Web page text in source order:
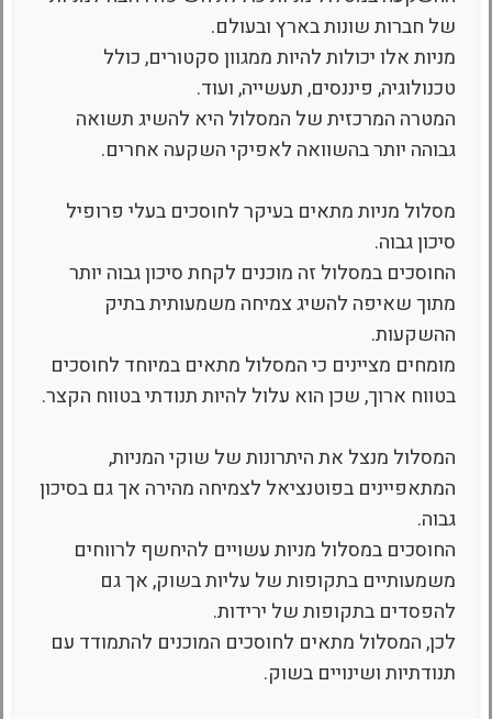
של חברות שונות בארץ ובעולם.
מניות אלו יכולות להיות ממגוון סקטורים, כולל
טכנולוגיה, פיננסים, תעשייה, ועוד.
המטרה המרכזית של המסלול היא להשיג תשואה
גבוהה יותר בהשוואה לאפיקי השקעה אחרים.
מסלול מניות מתאים בעיקר לחוסכים בעלי פרופיל
סיכון גבוה.
החוסכים במסלול זה מוכנים לקחת סיכון גבוה יותר
מתוך שאיפה להשיג צמיחה משמעותית בתיק
ההשקעות.
מומחים מציינים כי המסלול מתאים במיוחד לחוסכים
בטווח ארוך, שכן הוא עלול להיות תנודתי בטווח הקצר.
המסלול מנצל את היתרונות של שוקי המניות,
המתאפיינים בפוטנציאל לצמיחה מהירה אך גם בסיכון
גבוה.
החוסכים במסלול מניות עשויים להיחשף לרווחים
משמעותיים בתקופות של עליות בשוק, אך גם
להפסדים בתקופות של ירידות.
לכן, המסלול מתאים לחוסכים המוכנים להתמודד עם
תנודתיות ושינויים בשוק.